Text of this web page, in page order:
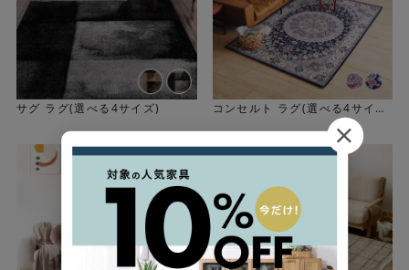
サグ ラグ(選べる4サイズ)
コンセルト ラグ(選べる4サイ